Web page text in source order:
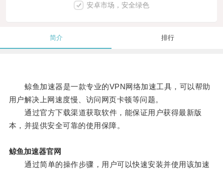
安卓市场，安全绿色
简介 排行
鲸鱼加速器是一款专业的VPN网络加速工具，可以帮助
用户解决上网速度慢、访问网页卡顿等问题。
通过官方下载渠道获取软件，能保证用户获得最新版
本，并提供安全可靠的使用保障。
鲸鱼加速器官网
通过简单的操作步骤，用户可以快速安装并使用该加速